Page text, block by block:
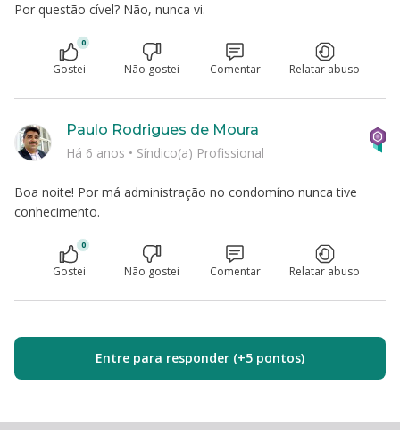
Por questão cível? Não, nunca vi.
0
Gostei Não gostei Comentar Relatar abuso
Boa noite! Por má administração no condomíno nunca tive
conhecimento.
Paulo Rodrigues de Moura
Há 6 anos • Síndico(a) Profissional
0
Gostei Não gostei Comentar Relatar abuso
Entre para responder (+5 pontos)